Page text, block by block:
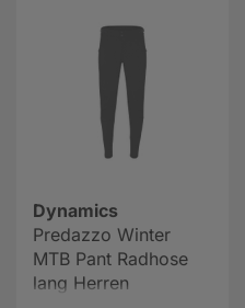
Dynamics
Predazzo Winter
MTB Pant Radhose
lang Herren